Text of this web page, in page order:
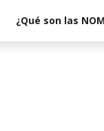
¿Qué son las